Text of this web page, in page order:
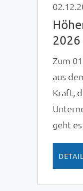
2026
Zum
aus
Kraft,
geht